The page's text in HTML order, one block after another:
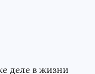
деле в жизни